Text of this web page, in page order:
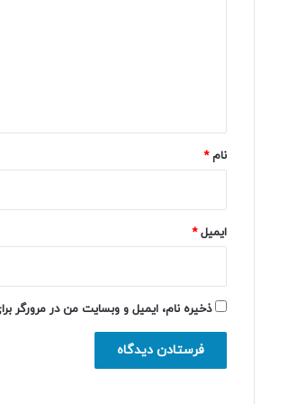
نام*
ایمیل*
ذخیره نام، ایمیل و وبسایت من در مرورگر